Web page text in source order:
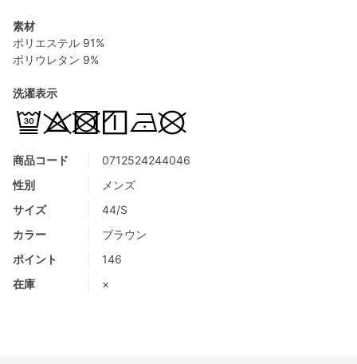
商品コード
0712524244046
性別
メンズ
サイズ
44/S
カラー
ブラウン
ポイント
146
在庫
×
素材
ポリエステル 91%
ポリウレタン 9%
洗濯表示